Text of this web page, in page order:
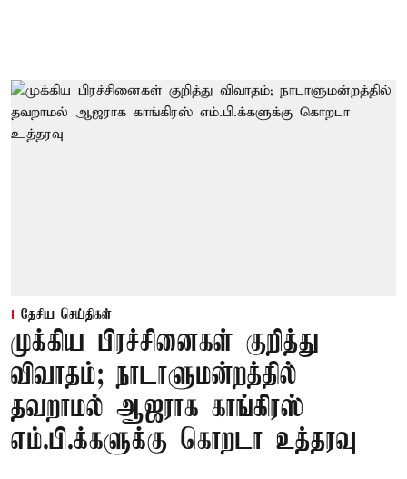
தேசிய செய்திகள்
முக்கிய பிரச்சினைகள் குறித்து
விவாதம்; நாடாளுமன்றத்தில்
தவறாமல் ஆஜராக காங்கிரஸ்
எம்.பி.க்களுக்கு கொறடா உத்தரவு